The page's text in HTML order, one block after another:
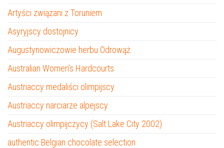
Artyści związani z Toruniem
Asyryjscy dostojnicy
Augustynowiczowie herbu Odrowąż
Australian Women’s Hardcourts
Austriaccy medaliści olimpijscy
Austriaccy narciarze alpejscy
Austriaccy olimpijczycy (Salt Lake City 2002)
authentic Belgian chocolate selection